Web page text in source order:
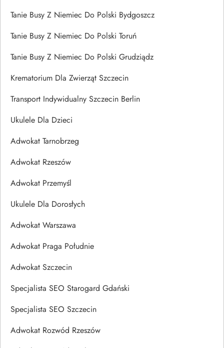
Tanie Busy Z Niemiec Do Polski Bydgoszcz
Tanie Busy Z Niemiec Do Polski Toruń
Tanie Busy Z Niemiec Do Polski Grudziądz
Krematorium Dla Zwierząt Szczecin
Transport Indywidualny Szczecin Berlin
Ukulele Dla Dzieci
Adwokat Tarnobrzeg
Adwokat Rzeszów
Adwokat Przemyśl
Ukulele Dla Dorosłych
Adwokat Warszawa
Adwokat Praga Południe
Adwokat Szczecin
Specjalista SEO Starogard Gdański
Specjalista SEO Szczecin
Adwokat Rozwód Rzeszów